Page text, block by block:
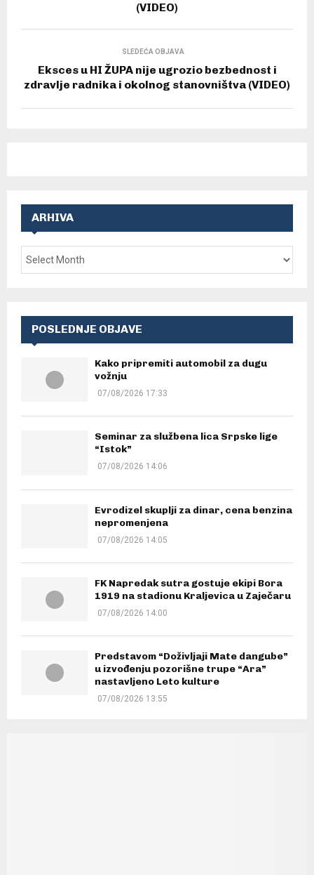
(VIDEO)
SLEDEĆA OBJAVA
Eksces u HI ŽUPA nije ugrozio bezbednost i
zdravlje radnika i okolnog stanovništva (VIDEO)
ARHIVA
POSLEDNJE OBJAVE
Kako pripremiti automobil za dugu
vožnju
07/08/2026 17:33
Seminar za službena lica Srpske lige
“Istok”
07/08/2026 14:06
Evrodizel skuplji za dinar, cena benzina
nepromenjena
07/08/2026 14:05
FK Napredak sutra gostuje ekipi Bora
1919 na stadionu Kraljevica u Zaječaru
07/08/2026 14:00
Predstavom “Doživljaji Mate dangube”
u izvođenju pozorišne trupe “Ara”
nastavljeno Leto kulture
07/08/2026 13:55